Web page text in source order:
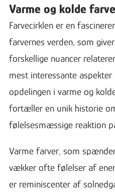
Varme og kolde
Farvecirklen er en
farvernes verden, som
forskellige nuancer
mest interessante
opdelingen i varme og
fortæller en unik historie
følelsesmæssige reaktion
Varme farver, som
vækker ofte følelser af
er reminiscenter af